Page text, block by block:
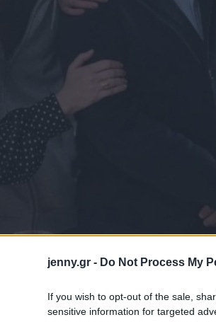
jenny.gr - Do Not Process My
If you wish to opt-out of the sale,
sensitive information for targeted
Ανακαλύψτε περισσότερα άρθρα στα